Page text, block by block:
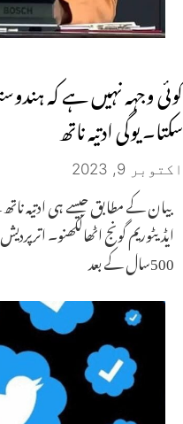
کوئی وجہہ نہیں ہے کہ
سکتا۔ یوگی ادتیہ ناتھ
اکتوبر 9, 2023
بیان کے مطابق جیسے ہی ادتیہ
ایڈیٹوریم گونج اٹھالکھنو۔
500سال کے بعد